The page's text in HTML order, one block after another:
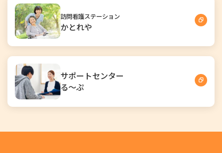
訪問看護ステーション
かとれや
サポートセンター
る～ぷ